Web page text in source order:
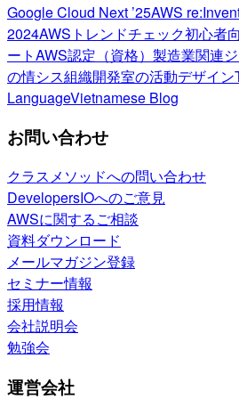
Google Cloud Next ’25AWS
2024AWSトレンドチェック初心者
ートAWS認定（資格） 製造業関連
の情シス組織開発室の活動デザイン
LanguageVietnamese Blog
お問い合わせ
クラスメソッドへの問い合わせ
DevelopersIOへのご意見
AWSに関するご相談
資料ダウンロード
メールマガジン登録
セミナー情報
採用情報
会社説明会
勉強会
運営会社